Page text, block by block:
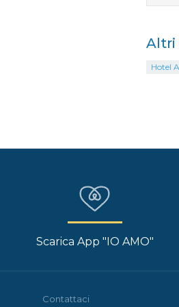
Altri
Hotel
Scarica App "IO AMO"
Contattaci